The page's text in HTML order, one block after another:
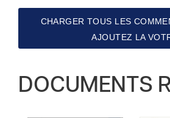
CHARGER TOUS LES
AJOUTEZ LA
DOCUMENTS